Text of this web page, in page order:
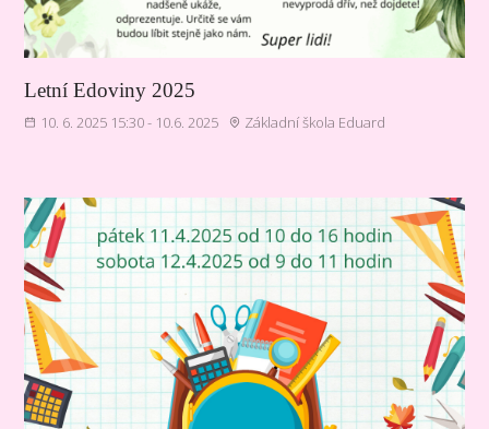
Letní Edoviny 2025
10. 6. 2025 15:30 - 10.6. 2025 Základní škola Eduard